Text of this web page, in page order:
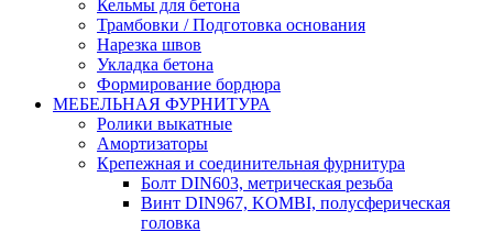
Кельмы для бетона
Трамбовки / Подготовка основания
Нарезка швов
Укладка бетона
Формирование бордюра
МЕБЕЛЬНАЯ ФУРНИТУРА
Ролики выкатные
Амортизаторы
Крепежная и соединительная фурнитура
Болт DIN603, метрическая резьба
Винт DIN967, KOMBI, полусферическая
головка